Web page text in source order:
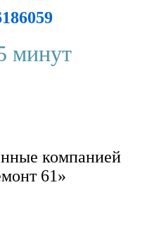
минут
компанией
61»